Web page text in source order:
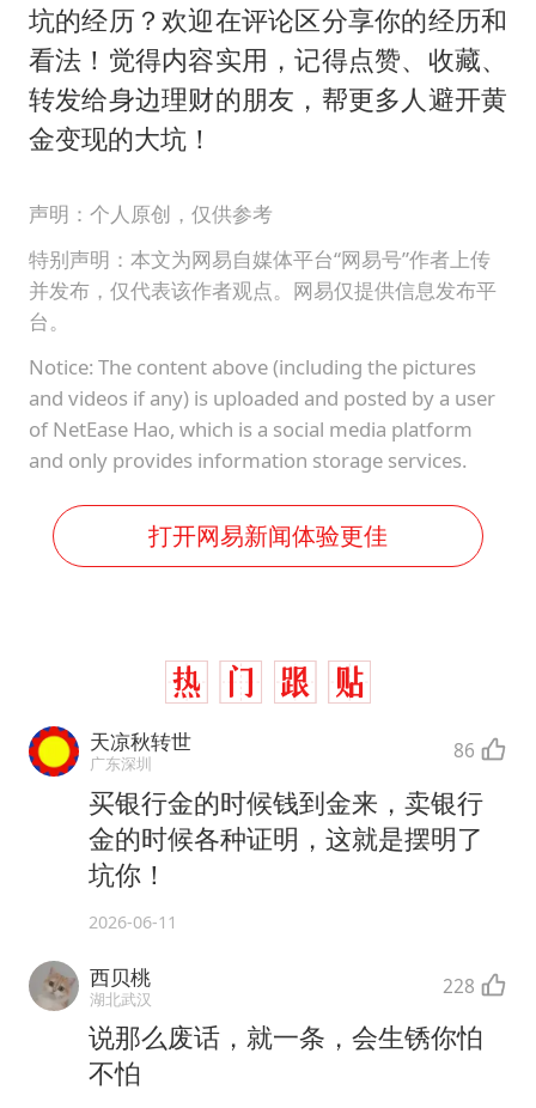
坑的经历？欢迎在评论区分享你的经历和
看法！觉得内容实用，记得点赞、收藏、
转发给身边理财的朋友，帮更多人避开黄
金变现的大坑！
声明：个人原创，仅供参考
特别声明：本文为网易自媒体平台“网易号”作者上传
并发布，仅代表该作者观点。网易仅提供信息发布平
台。
Notice: The content above (including the pictures
and videos if any) is uploaded and posted by a user
of NetEase Hao, which is a social media platform
and only provides information storage services.
打开网易新闻体验更佳
天凉秋转世
广东深圳 86
买银行金的时候钱到金来，卖银行
金的时候各种证明，这就是摆明了
坑你！
2026-06-11
西贝桃
湖北武汉 228
说那么废话，就一条，会生锈你怕
不怕